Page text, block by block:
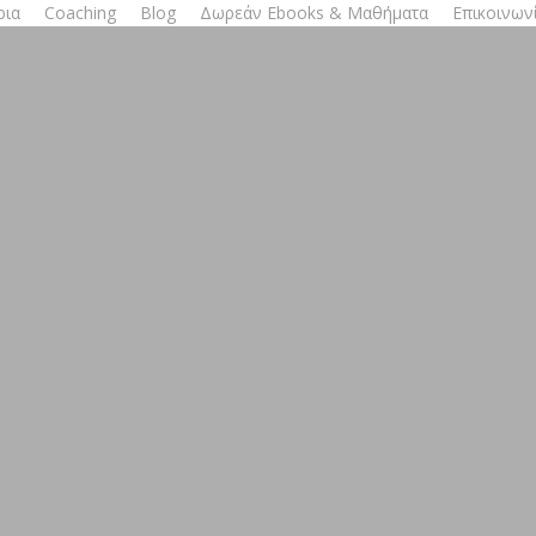
Coaching Blog Δωρεάν Ebooks & Μαθήματα